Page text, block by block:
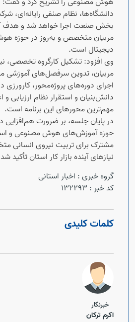
دانشگاه‌ها، نظام صنفی رایانه‌ای،
بخش صنعت اجرا خواهد شد و هدف
مربیان متخصص و به‌روز در حوزه
دیجیتال است.
وی افزود: تشکیل کارگروه تخصصی،
مربیان، تدوین سرفصل‌های آموزشی
اجرای دوره‌های پروژه‌محور،
دانش‌بنیان و استقرار نظام ارزیابی و
مهم‌ترین محورهای این برنامه است.
در پایان جلسه، بر ضرورت هم‌افزایی
حوزه آموزش‌های هوش مصنوعی و
مشترک برای تربیت نیروی انسانی
نیازهای آینده بازار کار استان تأکید
گروه خبری : اخبار استانی
کد خبر : 132293
کلمات کلیدی
خبرنگار
اکرم ترکان